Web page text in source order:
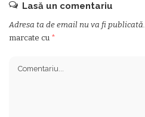
Lasă un comentariu
Adresa ta de email nu va fi publicată.
marcate cu *